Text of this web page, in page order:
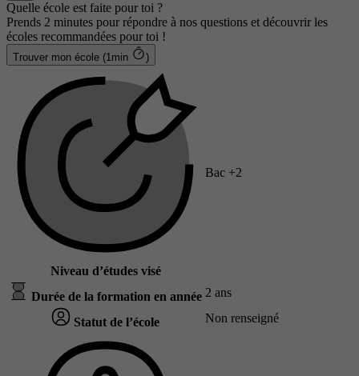
Quelle école est faite pour toi ?
Prends 2 minutes pour répondre à nos questions et découvrir les
écoles recommandées pour toi !
Trouver mon école (1min )
Niveau d’études visé
Bac +2
Durée de la formation en année 2 ans
Statut de l’école Non renseigné